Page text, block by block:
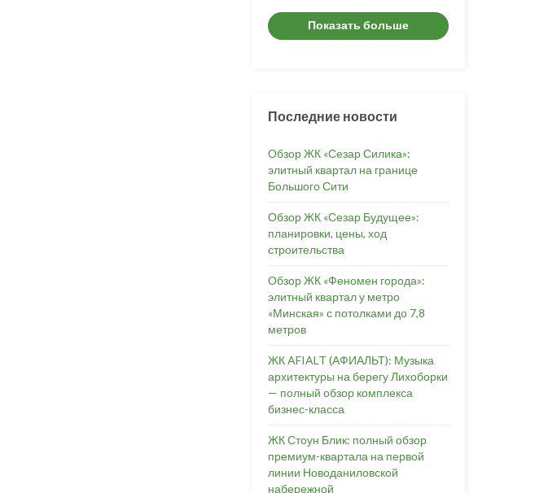
Показать больше
Последние новости
Обзор ЖК «Сезар Силика»:
элитный квартал на границе
Большого Сити
Обзор ЖК «Сезар Будущее»:
планировки, цены, ход
строительства
Обзор ЖК «Феномен города»:
элитный квартал у метро
«Минская» с потолками до 7,8
метров
ЖК AFIALT (АФИАЛЬТ): Музыка
архитектуры на берегу Лихоборки
— полный обзор комплекса
бизнес-класса
ЖК Стоун Блик: полный обзор
премиум-квартала на первой
линии Новоданиловской
набережной